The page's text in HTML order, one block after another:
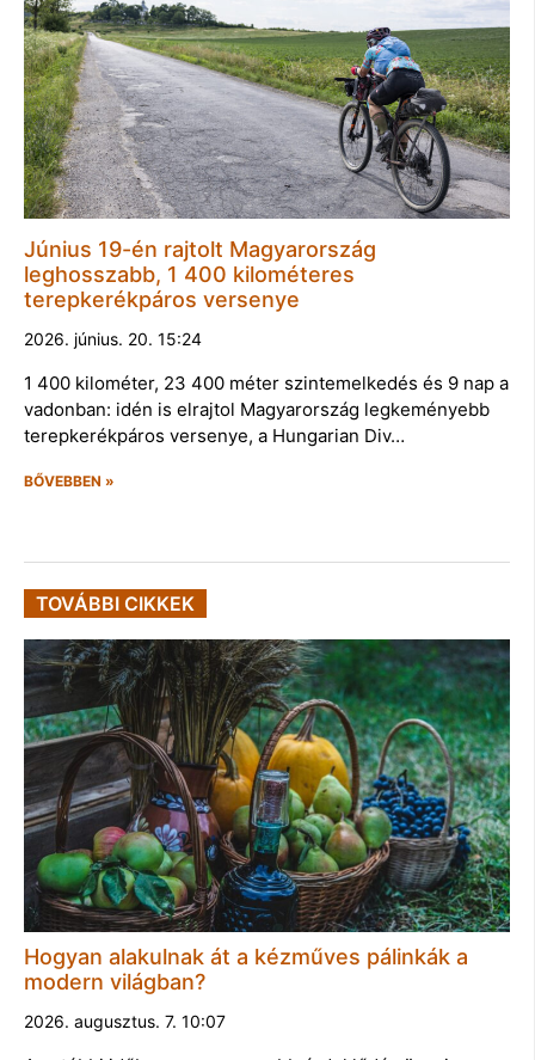
Június 19-én rajtolt Magyarország
leghosszabb, 1 400 kilométeres
terepkerékpáros versenye
2026. június. 20. 15:24
1 400 kilométer, 23 400 méter szintemelkedés és 9 nap a
vadonban: idén is elrajtol Magyarország legkeményebb
terepkerékpáros versenye, a Hungarian Div…
BŐVEBBEN »
TOVÁBBI CIKKEK
Hogyan alakulnak át a kézműves pálinkák a
modern világban?
2026. augusztus. 7. 10:07